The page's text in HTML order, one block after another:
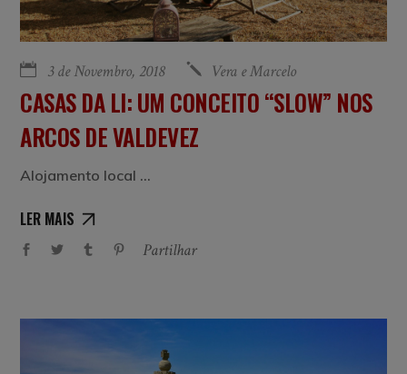
3 de Novembro, 2018 Vera e Marcelo
CASAS DA LI: UM CONCEITO “SLOW” NOS
ARCOS DE VALDEVEZ
Alojamento local
LER MAIS
Partilhar